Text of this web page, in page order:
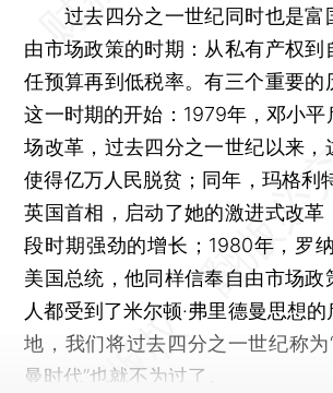
过去四分之一世纪同时也是富
由市场政策的时期：从私有产权到
任预算再到低税率。有三个重要的
这一时期的开始：1979年，邓小平
场改革，过去四分之一世纪以来，
使得亿万人民脱贫；同年，玛格利
英国首相，启动了她的激进式改革
段时期强劲的增长；1980年，罗
美国总统，他同样信奉自由市场政
人都受到了米尔顿·弗里德曼思想
地，我们将过去四分之一世纪称为
曼时代”也就不为过了。